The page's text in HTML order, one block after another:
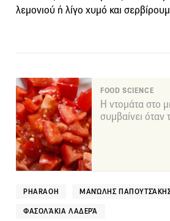
λεμονιού ή λίγο χυμό και
FOOD SCIENCE
Η ντομάτα στο
συμβαίνει όταν
PHARAOH ΜΑΝΏΛΗΣ
ΦΑΣΟΛΆΚΙΑ ΛΑΔΕΡΆ